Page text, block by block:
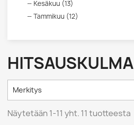
Kesäkuu (13)
Tammikuu (12)
HITSAUSKULMA
Merkitys
Näytetään 1-11 yht. 11 tuotteesta